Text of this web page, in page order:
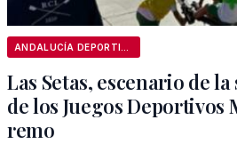
Las Setas, escenario de
de los Juegos Deportivos
remo